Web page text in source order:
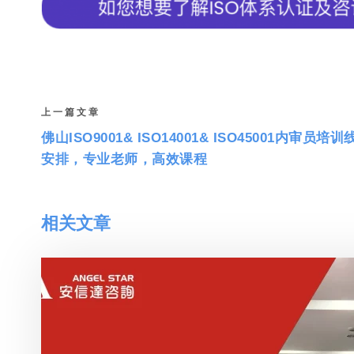
上一篇文章
佛山ISO9001& ISO14001& ISO45001内审员培训
安排，专业老师，高效课程
相关文章